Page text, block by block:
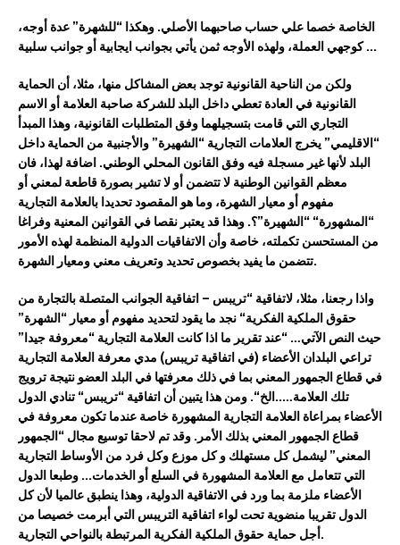
الخاصة خصما علي حساب صاحبهما الأصلي.وهكذا “للشهرة”عدة أوجه،
كوجهي العملة، ولهذه الأوجهثمنيأتي بجوانبايجابيةأوجوانبسلبي ة...
ولكن من الناحية القانونية توجد بعض المشاكل منها، مثلا،أن الحماية
القانونيةفي العادةتعطي داخل البلدللشركة صاحبة العلامة أو الاسم
التجاريالتي قامتبتسجيلهماوفق المتطلبات القانونية،وهذاالمبدأ
“الاقليمي”يخرج العلاماتالتجارية “الشهيرة”والأجنبية من الحماية داخل
البلدلأنها غير مسجلة فيهوفق القانون المحلي الوطني. اضافة لهذا، فان
معظم القوانين الوطنية لا تتضمن أو لا تشير بصورة قاطعة لمعني أو
مفهوم أو معيار الشهرة،وما هو المقصودتحديدابالعلامةالتجارية
“المشهورة““الشهيرة”؟.وهذا قد يعتبر نقصا فيالقوانينالمعنية وفراغا
من المستحسن تكملته،خاصة وأن الاتفاقيات الدولية المنظمة لهذه الأمور
تتضمن ما يفيد بخصوص تحديد وتعريف معني ومعيار الشهرة
.
واذا رجعنا، مثلا، لاتفاقية “تريبس –اتفاقية الجوانب المتصلة بالتجارة من
حقوق الملكية الفكرية“نجدما يقود لتحديد مفهوم أو معيار “الشهرة”
حيثالنص الآتي…“عند تقرير ما اذا كانت العلامة التجارية “معروفة جيدا”
تراعي البلدان الأعضاء (في اتفاقية تريبس) مدي معرفة العلامة التجارية
في قطاع الجمهور المعني بما في ذلك معرفتها في البلد العضو نتيجة ترويج
تلك العلامة…..الخ“. ومن هذا يتبين أناتفاقية“تريبس“تنادي الدول
الأعضاء بمراعاة العلامة التجارية المشهورة خاصة عندما تكون معروفة في
قطاع الجمهور المعنيبذلك الأمر. وقد تملاحقاتوسيع مجال “الجمهور
المعني” ليشمل كل مستهلك و كل موزع وكل فرد من الأوساط التجارية
التي تتعامل مع العلامة المشهورة في السلع أو الخدمات.
..وطبعا الدول
الأعضاء ملزمة بما ورد في الاتفاقية الدولية، وهذا ينطبق عالميا لأنكل
الدولتقريبا منضوية تحت لواءاتفاقيةالتريبس التي أبرمت خصيصا من
أجل حماية حقوق الملكية الفكرية المرتبطة بالنواحي التجارية.